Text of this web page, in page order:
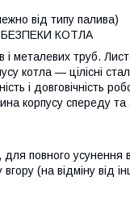
від типу палива)
КОТЛА
і металевих труб.
котла — цілісні
і довговічність
корпусу спереду
для повного
(на відміну від